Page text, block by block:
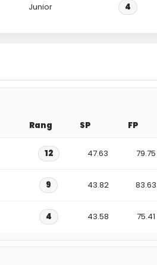
Junior 4
Rang SP FP
12 47.63 79.75
9 43.82 83.63
4 43.58 75.41